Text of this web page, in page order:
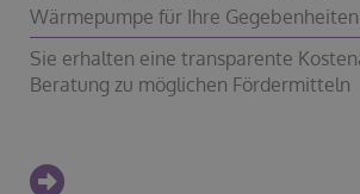
Wärmepumpe für Ihre Gegebenheiten
Sie erhalten eine transparente
Beratung zu möglichen Fördermitteln